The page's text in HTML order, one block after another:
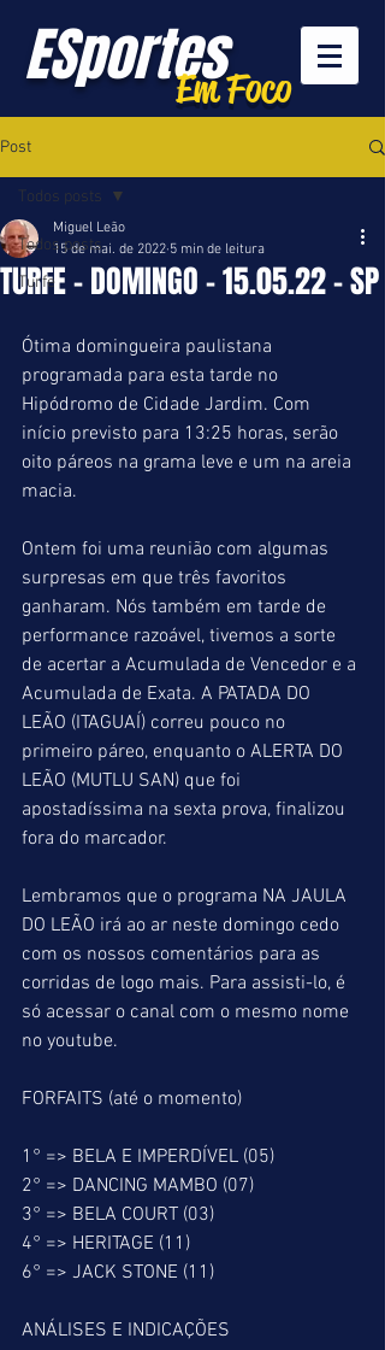
ESportesEm Foco
Post
Todos posts
Turfe
Todos posts
TURFE - DOMINGO - 15.05.22 - SP
Miguel Leão
15 de mai. de 2022 5 min de leitura
Ótima domingueira paulistana
programada para esta tarde no
Hipódromo de Cidade Jardim. Com
início previsto para 13:25 horas, serão
oito páreos na grama leve e um na areia
macia.
Ontem foi uma reunião com algumas
surpresas em que três favoritos
ganharam. Nós também em tarde de
performance razoável, tivemos a sorte
de acertar a Acumulada de Vencedor e a
Acumulada de Exata. A PATADA DO
LEÃO (ITAGUAÍ) correu pouco no
primeiro páreo, enquanto o ALERTA DO
LEÃO (MUTLU SAN) que foi
apostadíssima na sexta prova, finalizou
fora do marcador.
Lembramos que o programa NA JAULA
DO LEÃO irá ao ar neste domingo cedo
com os nossos comentários para as
corridas de logo mais. Para assisti-lo, é
só acessar o canal com o mesmo nome
no youtube.
FORFAITS (até o momento)
1° => BELA E IMPERDÍVEL (05)
2° => DANCING MAMBO (07)
3° => BELA COURT (03)
4° => HERITAGE (11)
6° => JACK STONE (11)
ANÁLISES E INDICAÇÕES